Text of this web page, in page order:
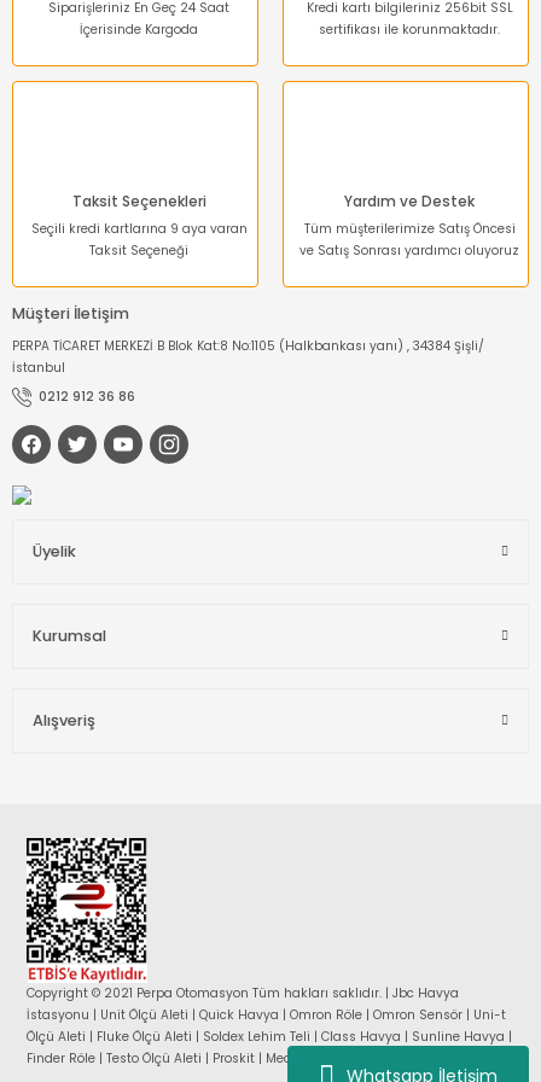
Whatsapp İletişim
Siparişleriniz En Geç 24 Saat
İçerisinde Kargoda
Kredi kartı bilgileriniz 256bit SSL
sertifikası ile korunmaktadır.
Taksit Seçenekleri
Seçili kredi kartlarına 9 aya varan
Taksit Seçeneği
Yardım ve Destek
Tüm müşterilerimize Satış Öncesi
ve Satış Sonrası yardımcı oluyoruz
Müşteri İletişim
PERPA TİCARET MERKEZİ B Blok Kat:8 No:1105 (Halkbankası yanı) , 34384 Şişli/
İstanbul
0212 912 36 86
Üyelik
Kurumsal
Alışveriş
Copyright © 2021 Perpa Otomasyon Tüm hakları saklıdır. | Jbc Havya
İstasyonu | Unit Ölçü Aleti | Quick Havya | Omron Röle | Omron Sensör | Uni-t
Ölçü Aleti | Fluke Ölçü Aleti | Soldex Lehim Teli | Class Havya | Sunline Havya |
Finder Röle | Testo Ölçü Aleti | Proskit | Mean Well Güç Kaynağı |